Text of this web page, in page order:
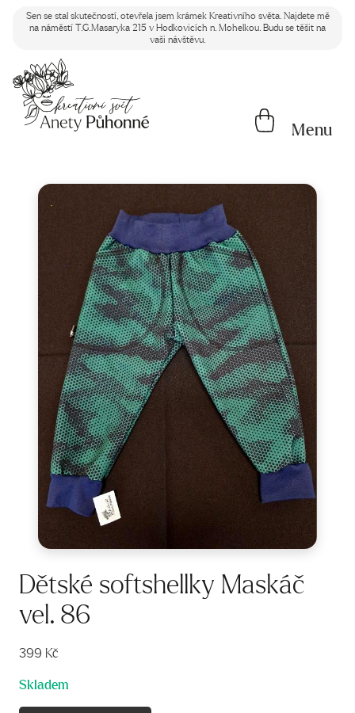
Sen se stal skutečností, otevřela jsem krámek Kreativního světa. Najdete mě
na náměstí T.G.Masaryka 215 v Hodkovicích n. Mohelkou. Budu se těšit na
vaši návštěvu.
Menu
Dětské softshellky Maskáč
vel. 86
399 Kč
Skladem